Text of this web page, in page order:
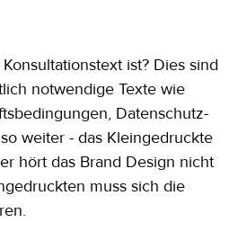
ist? Dies sind
notwendige Texte wie
Datenschutz-
weiter - das Kleingedruckte
hört das Brand Design nicht
muss sich die